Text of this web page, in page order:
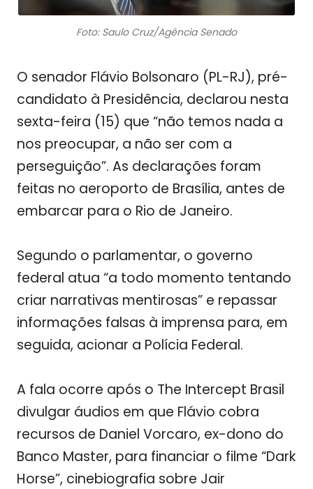
Foto: Saulo Cruz/Agência Senado
O senador Flávio Bolsonaro (PL-RJ), pré-
candidato à Presidência, declarou nesta
sexta-feira (15) que “não temos nada a
nos preocupar, a não ser com a
perseguição”. As declarações foram
feitas no aeroporto de Brasília, antes de
embarcar para o Rio de Janeiro.
Segundo o parlamentar, o governo
federal atua “a todo momento tentando
criar narrativas mentirosas” e repassar
informações falsas à imprensa para, em
seguida, acionar a Polícia Federal.
A fala ocorre após o The Intercept Brasil
divulgar áudios em que Flávio cobra
recursos de Daniel Vorcaro, ex-dono do
Banco Master, para financiar o filme “Dark
Horse”, cinebiografia sobre Jair